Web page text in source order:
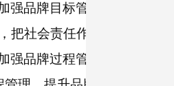
强品牌目标管理，锻造品
把社会责任作为品牌基因
强品牌过程管理，强化品